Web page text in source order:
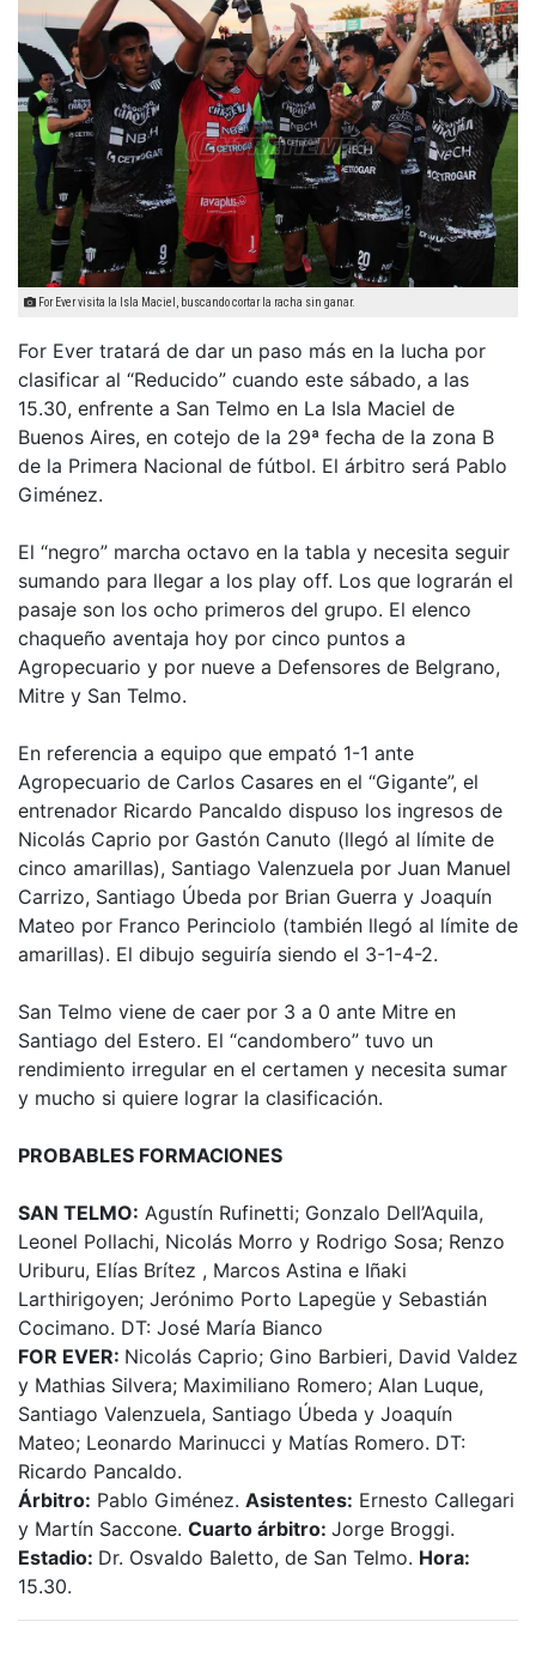
For Ever visita la Isla Maciel, buscando cortar la racha sin ganar.
For Ever tratará de dar un paso más en la lucha por
clasificar al “Reducido” cuando este sábado, a las
15.30, enfrente a San Telmo en La Isla Maciel de
Buenos Aires, en cotejo de la 29ª fecha de la zona B
de la Primera Nacional de fútbol. El árbitro será Pablo
Giménez.
El “negro” marcha octavo en la tabla y necesita seguir
sumando para llegar a los play off. Los que lograrán el
pasaje son los ocho primeros del grupo. El elenco
chaqueño aventaja hoy por cinco puntos a
Agropecuario y por nueve a Defensores de Belgrano,
Mitre y San Telmo.
En referencia a equipo que empató 1-1 ante
Agropecuario de Carlos Casares en el “Gigante”, el
entrenador Ricardo Pancaldo dispuso los ingresos de
Nicolás Caprio por Gastón Canuto (llegó al límite de
cinco amarillas), Santiago Valenzuela por Juan Manuel
Carrizo, Santiago Úbeda por Brian Guerra y Joaquín
Mateo por Franco Perinciolo (también llegó al límite de
amarillas). El dibujo seguiría siendo el 3-1-4-2.
San Telmo viene de caer por 3 a 0 ante Mitre en
Santiago del Estero. El “candombero” tuvo un
rendimiento irregular en el certamen y necesita sumar
y mucho si quiere lograr la clasificación.
PROBABLES FORMACIONES
SAN TELMO: Agustín Rufinetti; Gonzalo Dell’Aquila,
Leonel Pollachi, Nicolás Morro y Rodrigo Sosa; Renzo
Uriburu, Elías Brítez , Marcos Astina e Iñaki
Larthirigoyen; Jerónimo Porto Lapegüe y Sebastián
Cocimano. DT: José María Bianco
FOR EVER: Nicolás Caprio; Gino Barbieri, David Valdez
y Mathias Silvera; Maximiliano Romero; Alan Luque,
Santiago Valenzuela, Santiago Úbeda y Joaquín
Mateo; Leonardo Marinucci y Matías Romero. DT:
Ricardo Pancaldo.
Árbitro: Pablo Giménez. Asistentes: Ernesto Callegari
y Martín Saccone. Cuarto árbitro: Jorge Broggi.
Estadio: Dr. Osvaldo Baletto, de San Telmo. Hora:
15.30.